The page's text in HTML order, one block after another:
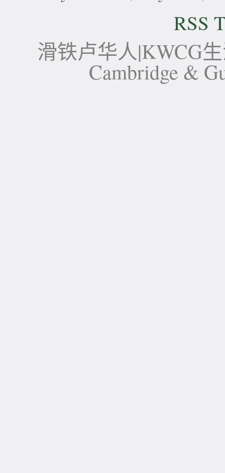
RSS
滑铁卢华人|KWCG
Cambridge &